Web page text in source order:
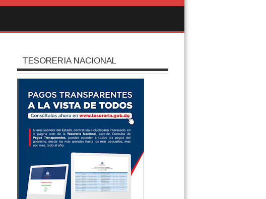
TESORERIA NACIONAL